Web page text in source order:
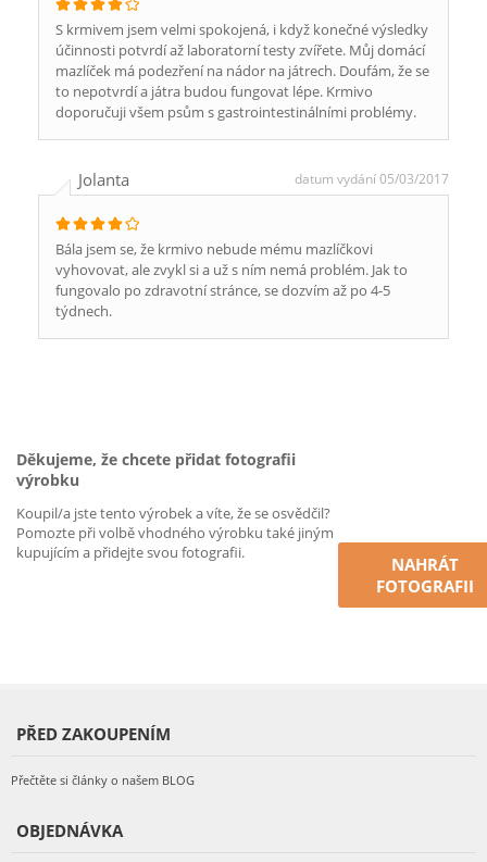
S krmivem jsem velmi spokojená, i když konečné výsledky
účinnosti potvrdí až laboratorní testy zvířete. Můj domácí
mazlíček má podezření na nádor na játrech. Doufám, že se
to nepotvrdí a játra budou fungovat lépe. Krmivo
doporučuji všem psům s gastrointestinálními problémy.
Jolanta datum vydání 05/03/2017
Bála jsem se, že krmivo nebude mému mazlíčkovi
vyhovovat, ale zvykl si a už s ním nemá problém. Jak to
fungovalo po zdravotní stránce, se dozvím až po 4-5
týdnech.
Děkujeme, že chcete přidat fotografii
výrobku
Koupil/a jste tento výrobek a víte, že se osvědčil?
Pomozte při volbě vhodného výrobku také jiným
kupujícím a přidejte svou fotografii.
NAHRÁT
FOTOGRAFII
PŘED ZAKOUPENÍM
Přečtěte si články o našem BLOG
OBJEDNÁVKA